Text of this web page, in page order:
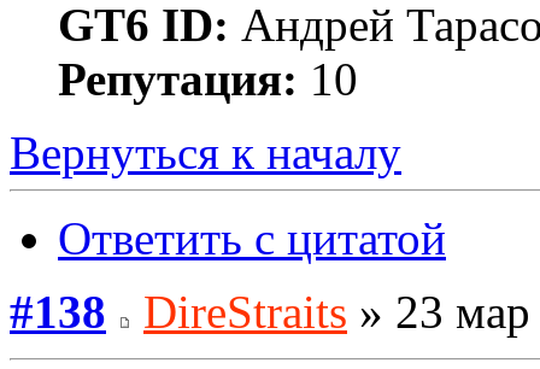
GT6 ID: Андрей
Репутация: 10
Вернуться к началу
Ответить с цитатой
#138
DireStraits » 23